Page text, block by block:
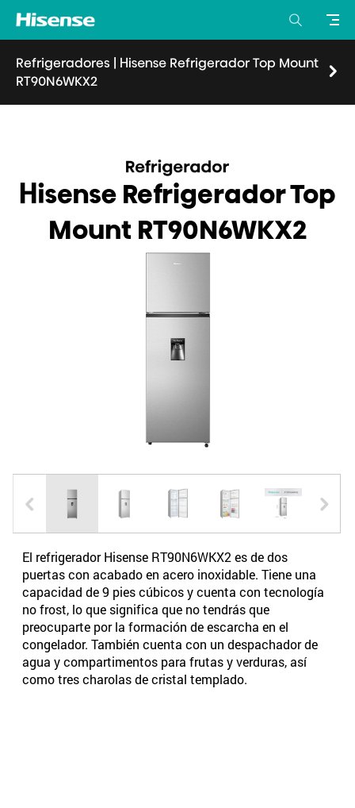
Refrigeradores | Hisense Refrigerador Top Mount
RT90N6WKX2
Hisense Refrigerador Top
Mount RT90N6WKX2
El refrigerador Hisense RT90N6WKX2 es de dos
puertas con acabado en acero inoxidable. Tiene una
capacidad de 9 pies cúbicos y cuenta con tecnología
no frost, lo que significa que no tendrás que
preocuparte por la formación de escarcha en el
congelador. También cuenta con un despachador de
agua y compartimentos para frutas y verduras, así
como tres charolas de cristal templado.